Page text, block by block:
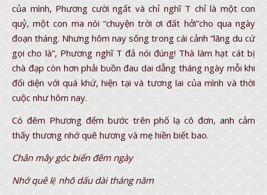
của mình, Phương cười ngất và chỉ nghĩ T chỉ là một con
quỷ, một con ma nói “chuyện trời ơi đất hởi”cho qua ngày
đoạn tháng. Nhưng hôm nay sống trong cái cảnh “lãng du cứ
gọi cho là”, Phương nghĩ T đả nói đúng! Thà làm hạt cát bị
chà đạp còn hơn phải buồn đau dai dẵng tháng ngày mỗi khi
đối diện với quá khứ, hiện tại và tương lai của mình và thời
cuộc như hôm nay.
Có đêm Phương đếm bước trên phố lạ cô đơn, anh cảm
thấy thương nhớ quê hương và mẹ hiền biết bao.
Chân mây góc biển đêm ngày
Nhớ quê lệ nhõ dấu dài tháng năm